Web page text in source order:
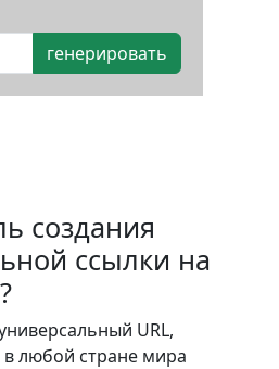
создания
ссылки на
URL,
любой стране мира